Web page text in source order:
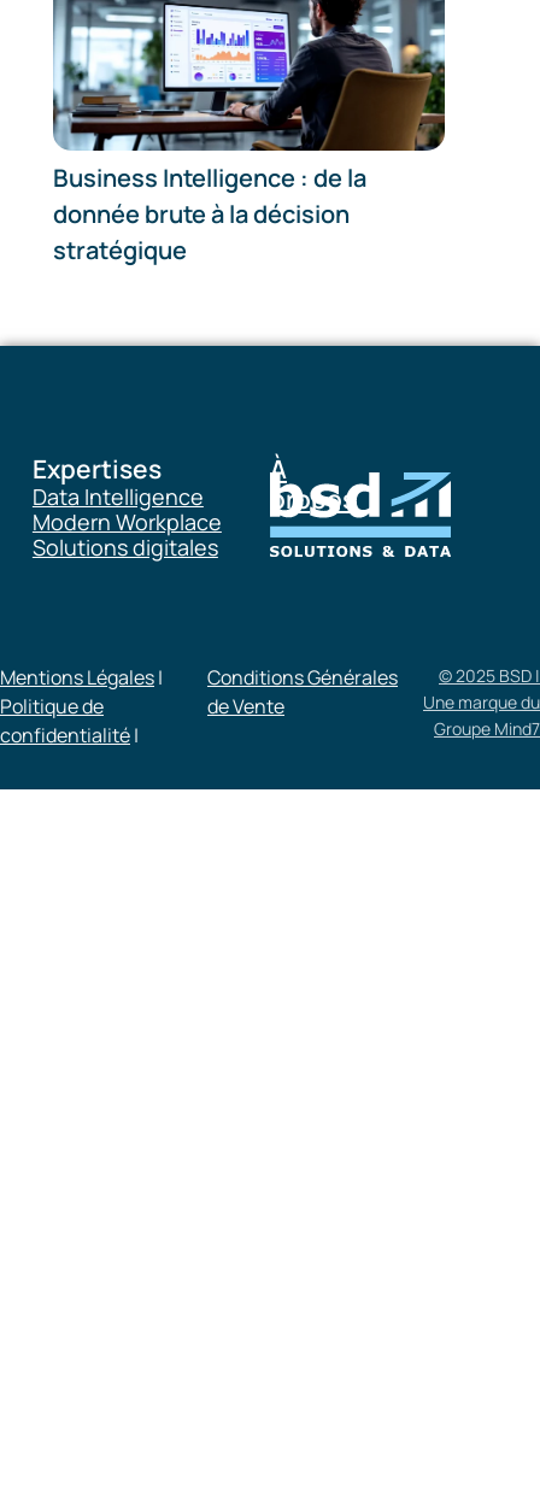
Business Intelligence : de la
donnée brute à la décision
stratégique
Expertises
Data Intelligence
Modern Workplace
Solutions digitales
À
propos
Mentions Légales|
Politique de
confidentialité|
Conditions Générales
de Vente​
© 2025 BSD |
Une marque du
Groupe Mind7